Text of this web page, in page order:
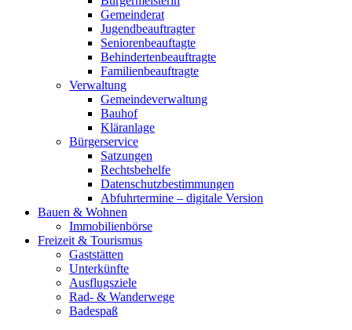
Gemeinderat
Jugendbeauftragter
Seniorenbeauftagte
Behindertenbeauftragte
Familienbeauftragte
Verwaltung
Gemeindeverwaltung
Bauhof
Kläranlage
Bürgerservice
Satzungen
Rechtsbehelfe
Datenschutzbestimmungen
Abfuhrtermine – digitale Version
Bauen & Wohnen
Immobilienbörse
Freizeit & Tourismus
Gaststätten
Unterkünfte
Ausflugsziele
Rad- & Wanderwege
Badespaß